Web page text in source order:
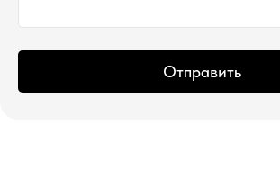
Отправить